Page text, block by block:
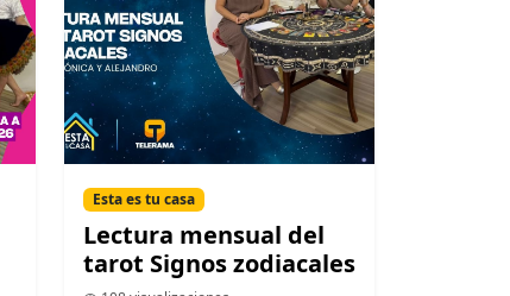
Esta es tu casa
Lectura mensual del
tarot Signos zodiacales